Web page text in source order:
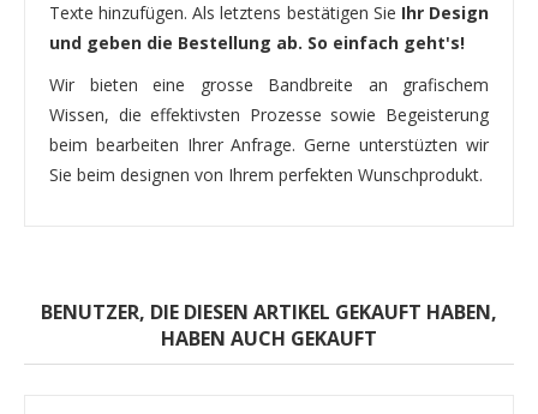
Texte hinzufügen. Als letztens bestätigen Sie Ihr Design
und geben die Bestellung ab. So einfach geht's!
Wir bieten eine grosse Bandbreite an grafischem
Wissen, die effektivsten Prozesse sowie Begeisterung
beim bearbeiten Ihrer Anfrage. Gerne unterstüzten wir
Sie beim designen von Ihrem perfekten Wunschprodukt.
BENUTZER, DIE DIESEN ARTIKEL GEKAUFT HABEN,
HABEN AUCH GEKAUFT